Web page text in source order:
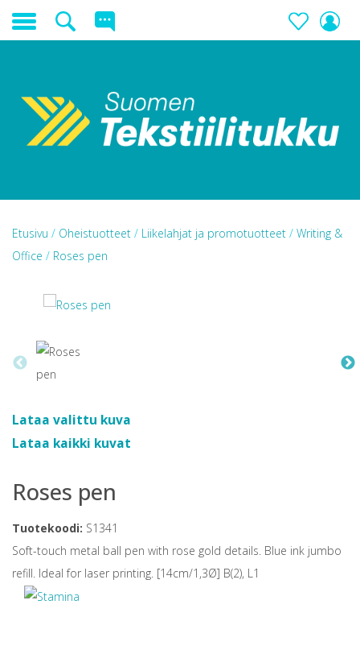
Etusivu / Oheistuotteet / Liikelahjat ja promotuotteet / Writing &
Office / Roses pen
Lataa valittu kuva
Lataa kaikki kuvat
Roses pen
Tuotekoodi: S1341
Soft-touch metal ball pen with rose gold details. Blue ink jumbo
refill. Ideal for laser printing. [14cm/1,3Ø] B(2), L1